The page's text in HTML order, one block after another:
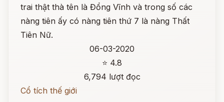
trai thật thà tên là Đổng Vĩnh và trong số các
nàng tiên ấy có nàng tiên thứ 7 là nàng Thất
Tiên Nữ.
06-03-2020
⭐ 4.8
6,794 lượt đọc
Cổ tích thế giới